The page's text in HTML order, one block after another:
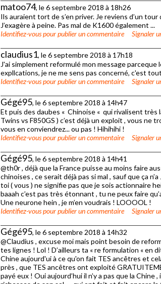
matoo74, le 6 septembre 2018 à 18h26
Ils auraient tort de s’en priver. Je reviens d’un
J’exagère à peine. Pas mal de K1600 également ...
Identifiez-vouspour publier un commentaire Signaler
claudius1, le 6 septembre 2018 à 17h18
J'ai simplement reformulé mon message
expllcations, je ne me sens pas concerné, c'est
Identifiez-vouspour publier un commentaire Signaler
Gégé95, le 6 septembre 2018 à 14h47
Et puis des daubes « Chinoise « qui rivalisent très
Twins vs F850GS ) c’est déjà un exploit , vous ne
vous en conviendrez... ou pas ! Hihihihi !
Identifiez-vouspour publier un commentaire Signaler
Gégé95, le 6 septembre 2018 à 14h41
@th0r , déjà que la France puisse au moins faire
chinoises , ce serait déjà pas si mal , sauf que ça
toi ( vous ) ne signifie pas que je sois actionnaire
baaah c’est pas très étonnant , tu ne peux faire
Une neurone hein , je m’en voudrais ! LOOOOL !
Identifiez-vouspour publier un commentaire Signaler
Gégé95, le 6 septembre 2018 à 14h32
@Claudius , excuse moi mais point besoin de
tes lignes ! Lol ! D’ailleurs ta « re formulation « en
Chine aujourd'ui à ce qu'on fait TES ancêtres et
près , que TES ancêtres ont exploité
payé eux ! Oui aujourd’hui il n’y a pas que la Chine